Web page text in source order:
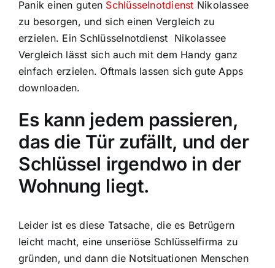
Panik einen guten Schlüsselnotdienst Nikolassee
zu besorgen, und sich einen Vergleich zu
erzielen. Ein Schlüsselnotdienst Nikolassee
Vergleich lässt sich auch mit dem Handy ganz
einfach erzielen. Oftmals lassen sich gute Apps
downloaden.
Es kann jedem passieren,
das die Tür zufällt, und der
Schlüssel irgendwo in der
Wohnung liegt.
Leider ist es diese Tatsache, die es Betrügern
leicht macht, eine unseriöse Schlüsselfirma zu
gründen, und dann die Notsituationen Menschen